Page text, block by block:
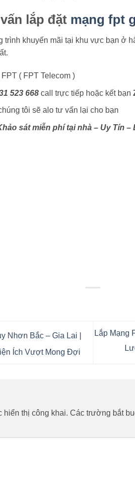
lắp đặt mạng fpt
trình khuyến mãi tại khu vực bạn ở
( FPT Telecom )
523 668 call trực tiếp hoặc kết bạn
tôi sẽ alo tư vấn lại cho bạn
sát miễn phí tại nhà – Uy Tín
Nhơn Bắc – Gia Lai |
Ích Vượt Mong Đợi
Lắp Mạng
hiển thị công khai. Các trường bắt